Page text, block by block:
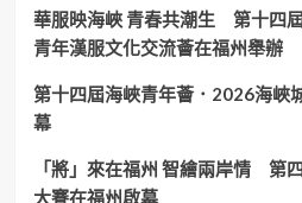
心
橋)
華服映海峽 青春共潮生 第十四
青年漢服文化交流薈在福州舉辦
第十四屆海峽青年薈．2026海峽
幕
「將」來在福州 智繪兩岸情 第
大賽在福州啟幕